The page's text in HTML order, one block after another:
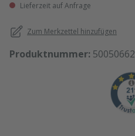
Lieferzeit auf Anfrage
Zum Merkzettel hinzufügen
Produktnummer: 50050662